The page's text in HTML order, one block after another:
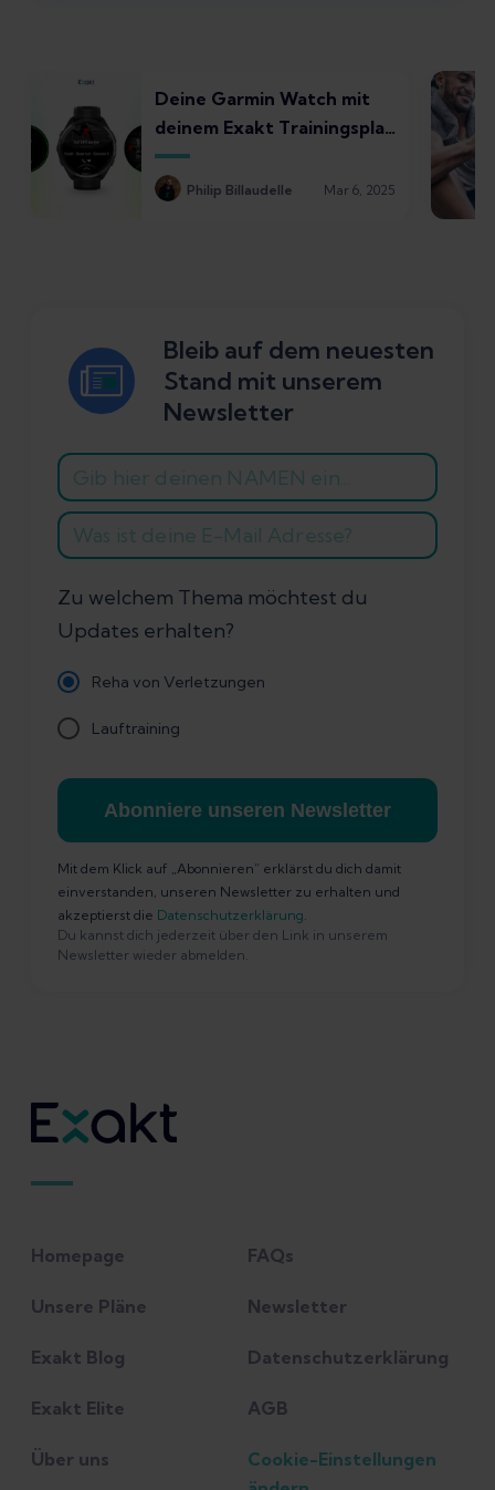
Deine Garmin Watch mit
deinem Exakt Trainingsplan
nutzen
Philip Billaudelle Mar 6, 2025
Bleib auf dem neuesten
Stand mit unserem
Newsletter
Zu welchem Thema möchtest du
Updates erhalten?
Reha von Verletzungen
Lauftraining
Abonniere unseren Newsletter
Mit dem Klick auf „Abonnieren” erklärst du dich damit
einverstanden, unseren Newsletter zu erhalten und
akzeptierst die Datenschutzerklärung.
Du kannst dich jederzeit über den Link in unserem
Newsletter wieder abmelden.
Homepage
Unsere Pläne
Exakt Blog
Exakt Elite
Über uns
FAQs
Newsletter
Datenschutzerklärung
AGB
Cookie-Einstellungen